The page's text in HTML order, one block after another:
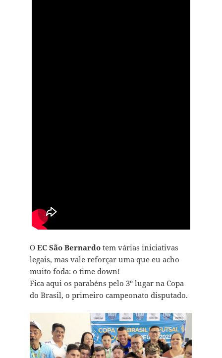
O EC São Bernardo tem várias iniciativas
legais, mas vale reforçar uma que eu acho
muito foda: o time down!
Fica aqui os parabéns pelo 3º lugar na Copa
do Brasil, o primeiro campeonato disputado.